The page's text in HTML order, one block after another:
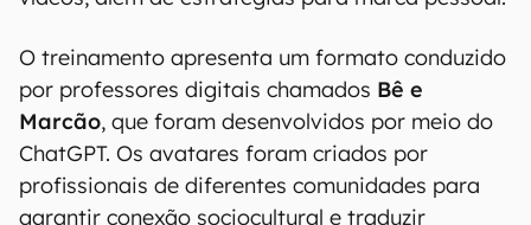
Como funciona o curso online
O formato online éaberto a todos e conta com
oito aulas estruturadas em dois módulos
conteúdo aborda o uso da IA no cotidiano,
ensinando sobre a criação de prompts,